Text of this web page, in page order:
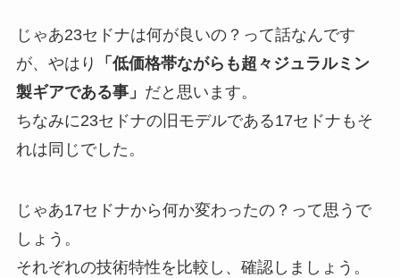
じゃあ23セドナは何が良いの？って話なんです
が、やはり
「低価格帯ながらも超々ジュラルミン
製ギアである事」 だと思います。
ちなみに23セドナの旧モデルである17セドナもそ
れは同じでした。
じゃあ17セドナから何か変わったの？って思うで
しょう。
それぞれの技術特性を比較し、確認しましょう。